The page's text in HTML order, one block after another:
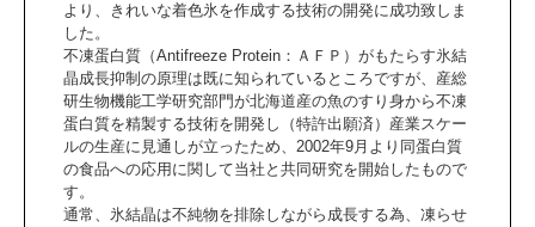
より、きれいな着色氷を作成する技術の開発に成功致しま
した。
不凍蛋白質（Antifreeze Protein：ＡＦＰ）がもたらす氷結
晶成長抑制の原理は既に知られているところですが、産総
研生物機能工学研究部門が北海道産の魚のすり身から不凍
蛋白質を精製する技術を開発し（特許出願済）産業スケー
ルの生産に見通しが立ったため、2002年9月より同蛋白質
の食品への応用に関して当社と共同研究を開始したもので
す。
通常、氷結晶は不純物を排除しながら成長する為、凍らせ